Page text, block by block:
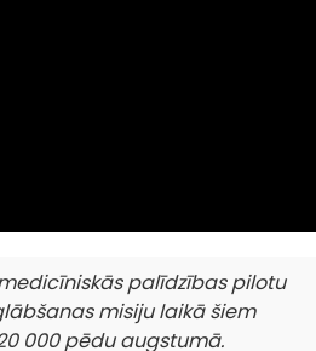
palīdzības pilotu
misiju laikā šiem
000 pēdu augstumā.